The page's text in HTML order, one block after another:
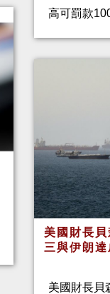
高可罰款
美國財長
三與伊朗
美國財長貝